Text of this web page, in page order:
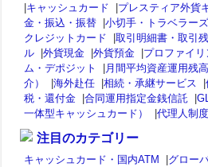
|キャッシュカード |プレスティア外貨
金・振込・振替 |小切手・トラベラー
クレジットカード
|取引明細書・取引
ル |外貨現金 |外貨預金 |プロファイリ
ム・デポジット
| 月間平均資産運用残高
介）
|海外赴任 |相続・承継サービス |
税・還付金 |合同運用指定金銭信託 |
一体型キャッシュカード）
|代理人制度
注目のカテゴリー
キャッシュカード・国内ATM |グロー